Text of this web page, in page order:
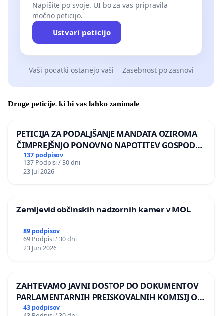
Napišite po svoje. UI bo za vas pripravila
močno peticijo.
Ustvari peticijo
Vaši podatki ostanejo vaši Zasebnost po zasnovi
Druge peticije, ki bi vas lahko zanimale
PETICIJA ZA PODALJŠANJE MANDATA OZIROMA
ČIMPREJŠNJO PONOVNO NAPOTITEV GOSPODA
BERNARDA ŠRAJNERJA NA VELEPOSLANIŠTVO
REPUBLIKE SLOVENIJE V MOSKVI
137 podpisov
137 Podpisi / 30 dni
23 Jul 2026
Zemljevid občinskih nadzornih kamer v MOL
89 podpisov
69 Podpisi / 30 dni
23 Jun 2026
ZAHTEVAMO JAVNI DOSTOP DO DOKUMENTOV
PARLAMENTARNIH PREISKOVALNIH KOMISIJ O
ILEGALNI TRGOVINI Z OROŽJEM
43 podpisov